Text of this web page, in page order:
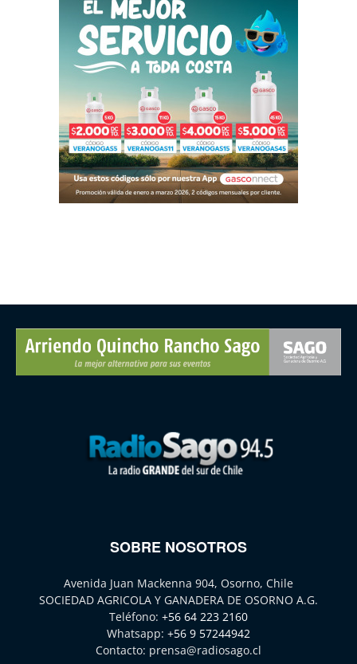
SOBRE NOSOTROS
Avenida Juan Mackenna 904, Osorno, Chile
SOCIEDAD AGRICOLA Y GANADERA DE OSORNO A.G.
Teléfono: +56 64 223 2160
Whatsapp: +56 9 57244942
Contacto: prensa@radiosago.cl